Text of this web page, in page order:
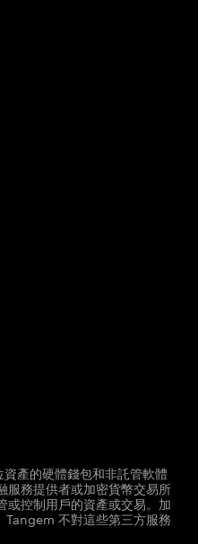
產的硬體錢包和非託管軟體
務提供者或加密貨幣交易所
控制用戶的資產或交易。加
Tangem 不對這些第三方服務